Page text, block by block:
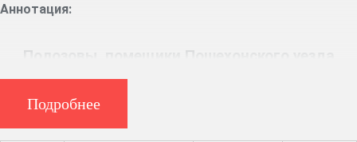
Аннотация:
Полозовы, помещики Пошехонского уезда
Ярославской и Галичского уезда Костромской
Подробнее